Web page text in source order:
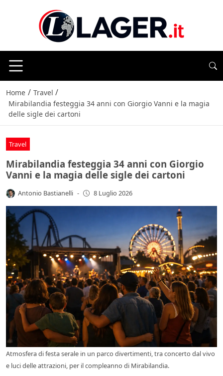
Home / Travel /
Mirabilandia festeggia 34 anni con Giorgio Vanni e la magia
delle sigle dei cartoni
Travel
Mirabilandia festeggia 34 anni con Giorgio
Vanni e la magia delle sigle dei cartoni
Antonio Bastianelli - 8 Luglio 2026
Atmosfera di festa serale in un parco divertimenti, tra concerto dal vivo
e luci delle attrazioni, per il compleanno di Mirabilandia.